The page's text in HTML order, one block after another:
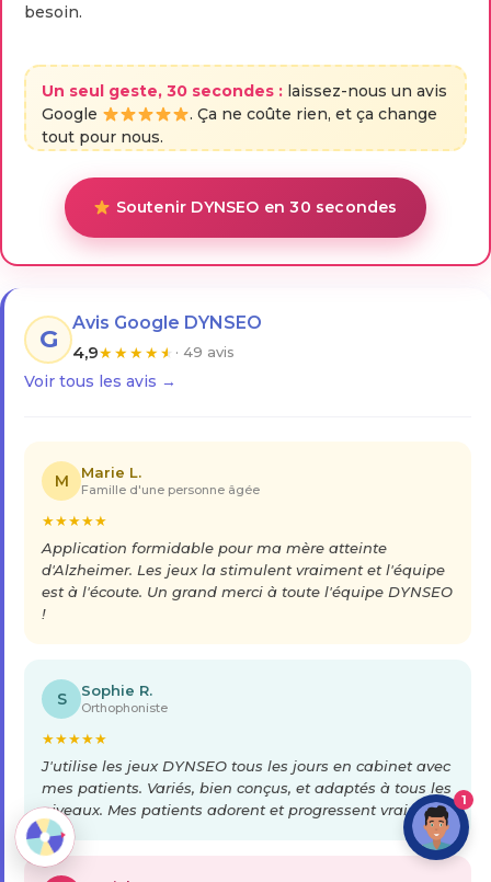
besoin.
Un seul geste, 30 secondes : laissez-nous un avis
Google
. Ça ne coûte rien, et ça change
tout pour nous.
Soutenir DYNSEO en 30 secondes
G
Avis Google DYNSEO
4,9★★★★★ · 49 avis
Voir tous les avis →
M Marie L.
Famille d'une personne âgée
★★★★★
Application formidable pour ma mère atteinte
d'Alzheimer. Les jeux la stimulent vraiment et l'équipe
est à l'écoute. Un grand merci à toute l'équipe DYNSEO
!
S Sophie R.
Orthophoniste
★★★★★
J'utilise les jeux DYNSEO tous les jours en cabinet avec
mes patients. Variés, bien conçus, et adaptés à tous les
niveaux. Mes patients adorent et progressent vraiment.
1